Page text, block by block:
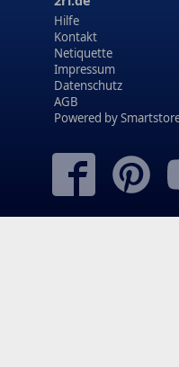
Hilfe
Kontakt
Netiquette
Impressum
Datenschutz
AGB
Powered by